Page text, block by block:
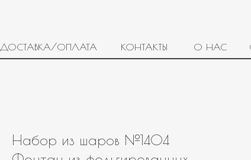
ДОСТАВКА/ОПЛАТА КОНТАКТЫ О НАС
Набор из шаров №1404